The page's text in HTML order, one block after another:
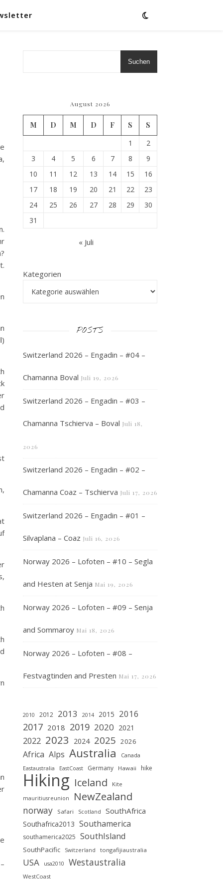
Suchen
August 2026
M D M D F S
S
1
2
3
4 5 6 7 8
9
10
11 12 13 14 15
16
17
18 19 20 21 22
23
24
25 26 27 28 29
30
31
« Juli
Kategorien
POSTS
Switzerland 2026 – Engadin – #04 –
Chamanna Boval Juli 19, 2026
Switzerland 2026 – Engadin – #03 –
Chamanna Tschierva – Boval Juli 18,
2026
Switzerland 2026 – Engadin – #02 –
Chamanna Coaz – Tschierva Juli 17, 2026
Switzerland 2026 – Engadin – #01 –
Silvaplana – Coaz Juli 16, 2026
Norway 2026 – Lofoten – #10 – Segla
and Hesten at Senja Mai 19, 2026
Norway 2026 – Lofoten – #09 – Senja
and Sommaroy Mai 18, 2026
Norway 2026 – Lofoten – #08 –
Festvagtinden and Presten Mai 17, 2026
2010 2012 2013 2014 2015 2016
2017 2018 2019 2020 2021
2022 2023 2024 2025 2026
Africa Alps Australia Canada
Eastaustralia EastCoast Germany Hawaii hike
Hiking Iceland Kite
mauritiusreunion NewZealand
norway Safari Scotland SouthAfrica
Southafrica2013 Southamerica
southamerica2025 SouthIsland
SouthPacific Switzerland tongafijiaustralia
USA usa2010 Westaustralia
WestCoast